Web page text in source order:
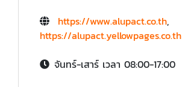
https://www.alupact.co.th,
https://alupact.yellowpages.co.th
จันทร์-เสาร์ เวลา 08:00-17:00